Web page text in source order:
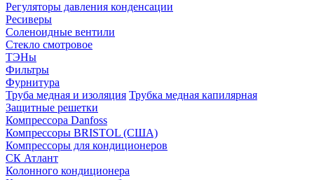
Регуляторы давления конденсации
Ресиверы
Соленоидные вентили
Стекло смотровое
ТЭНы
Фильтры
Фурнитура
Труба медная и изоляция Трубка медная капилярная
Защитные решетки
Компрессора Danfoss
Компрессоры BRISTOL (США)
Компрессоры для кондиционеров
СК Атлант
Колонного кондиционера